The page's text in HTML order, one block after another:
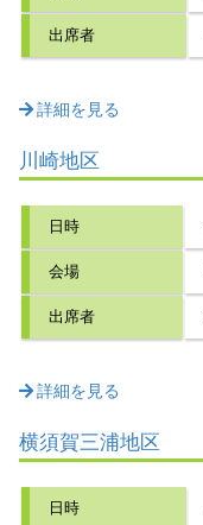
出席者
詳細を見る
川崎地区
日時
会場
出席者
詳細を見る
横須賀三浦地区
日時